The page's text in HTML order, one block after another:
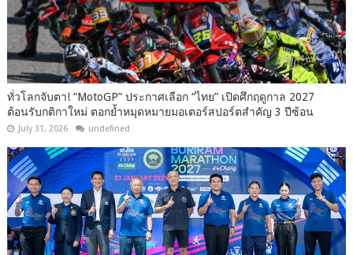
ทั่วโลกจับตา! “MotoGP” ประกาศเลือก “ไทย” เปิดศึกฤดูกาล 2027
ต้อนรับกติกาใหม่ ตอกย้ำหมุดหมายมอเตอร์สปอร์ตสำคัญ 3 ปีซ้อน
July 31, 2026 undefined